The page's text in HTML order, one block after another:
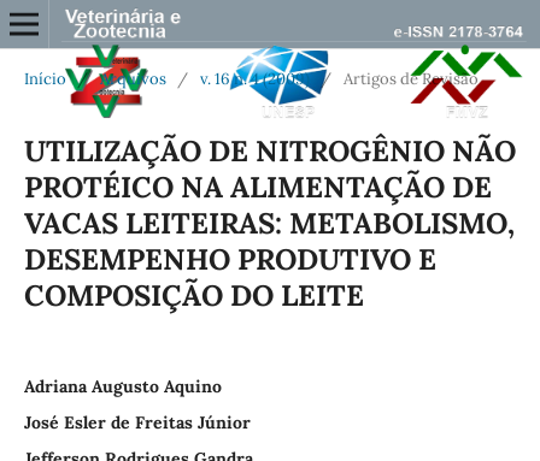
Início / Arquivos / v. 16 n. 4 (2009) / Artigos de Revisão
UTILIZAÇÃO DE NITROGÊNIO NÃO
PROTÉICO NA ALIMENTAÇÃO DE
VACAS LEITEIRAS: METABOLISMO,
DESEMPENHO PRODUTIVO E
COMPOSIÇÃO DO LEITE
Adriana Augusto Aquino
José Esler de Freitas Júnior